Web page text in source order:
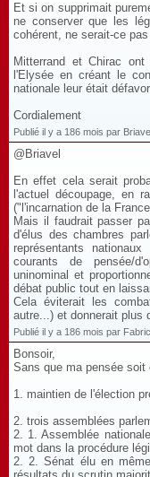
Et si on supprimait
ne conserver que les
cohérent, ne serait-ce
Mitterrand et Chirac
l'Elysée en créant le
nationale leur était
Cordialement
Publié il y a 186 mois par
@Briavel
En effet cela serait
l'actuel découpage, en
("l'incarnation de la
Mais il faudrait passer
d'élus des chambres
représentants
courants de pensée/
uninominal et
débat public tout en
Cela éviterait les
autre...) et donnerait plus
Publié il y a 186 mois par
Bonsoir,
Sans que ma pensée
1. maintien de l'élection
2. trois assemblées
2. 1. Assemblée
mot dans la procédure
2. 2. Sénat élu en